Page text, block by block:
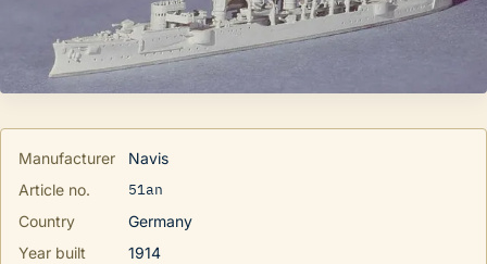
Manufacturer
Navis
Article no.
51an
Country
Germany
Year built
1914